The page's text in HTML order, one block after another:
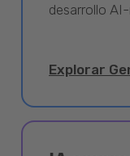
desarrollo
Explorar